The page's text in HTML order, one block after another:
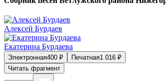
Алексей Бурдаев
Екатерина Бурдаева
Электронная400 ₽ Печатная1 016 ₽
Читать фрагмент